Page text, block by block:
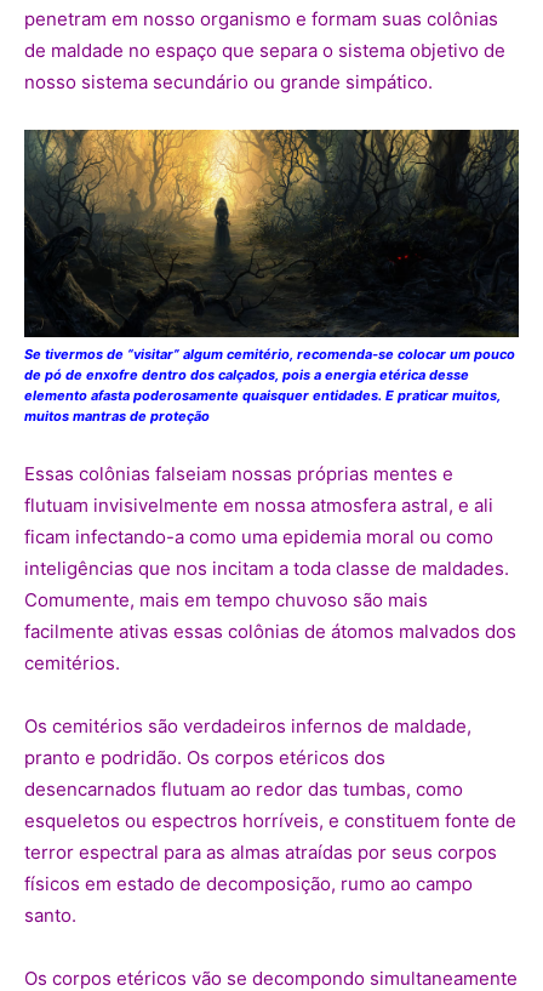
penetram em nosso organismo e formam suas colônias
de maldade no espaço que separa o sistema objetivo de
nosso sistema secundário ou grande simpático.
Se tivermos de “visitar” algum cemitério, recomenda-se colocar um pouco
de pó de enxofre dentro dos calçados, pois a energia etérica desse
elemento afasta poderosamente quaisquer entidades. E praticar muitos,
muitos mantras de proteção
Essas colônias falseiam nossas próprias mentes e
flutuam invisivelmente em nossa atmosfera astral, e ali
ficam infectando-a como uma epidemia moral ou como
inteligências que nos incitam a toda classe de maldades.
Comumente, mais em tempo chuvoso são mais
facilmente ativas essas colônias de átomos malvados dos
cemitérios.
Os cemitérios são verdadeiros infernos de maldade,
pranto e podridão. Os corpos etéricos dos
desencarnados flutuam ao redor das tumbas, como
esqueletos ou espectros horríveis, e constituem fonte de
terror espectral para as almas atraídas por seus corpos
físicos em estado de decomposição, rumo ao campo
santo.
Os corpos etéricos vão se decompondo simultaneamente